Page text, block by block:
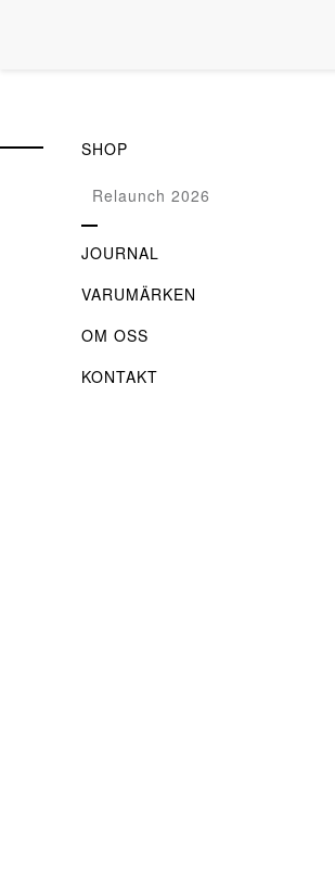
SHOP
Relaunch 2026
JOURNAL
VARUMÄRKEN
OM OSS
KONTAKT